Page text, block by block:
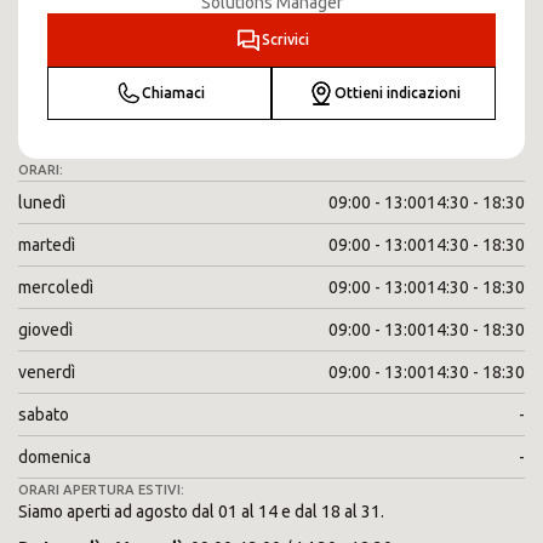
Scrivici
Chiamaci Ottieni indicazioni
ORARI:
lunedì 09:00 - 13:0014:30 - 18:30
martedì 09:00 - 13:0014:30 - 18:30
mercoledì 09:00 - 13:0014:30 - 18:30
giovedì 09:00 - 13:0014:30 - 18:30
venerdì 09:00 - 13:0014:30 - 18:30
sabato -
domenica -
ORARI APERTURA ESTIVI:
Siamo aperti ad agosto dal 01 al 14 e dal 18 al 31.